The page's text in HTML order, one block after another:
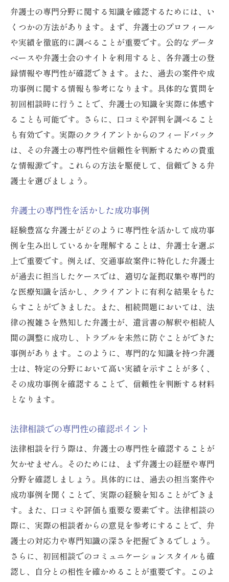
弁護士の専門分野に関する知識を確認するためには、い
くつかの方法があります。まず、弁護士のプロフィール
や実績を徹底的に調べることが重要です。公的なデータ
ベースや弁護士会のサイトを利用すると、各弁護士の登
録情報や専門性が確認できます。また、過去の案件や成
功事例に関する情報も参考になります。具体的な質問を
初回相談時に行うことで、弁護士の知識を実際に体感す
ることも可能です。さらに、口コミや評判を調べること
も有効です。実際のクライアントからのフィードバック
は、その弁護士の専門性や信頼性を判断するための貴重
な情報源です。これらの方法を駆使して、信頼できる弁
護士を選びましょう。
弁護士の専門性を活かした成功事例
経験豊富な弁護士がどのように専門性を活かして成功事
例を生み出しているかを理解することは、弁護士を選ぶ
上で重要です。例えば、交通事故案件に特化した弁護士
が過去に担当したケースでは、適切な証拠収集や専門的
な医療知識を活かし、クライアントに有利な結果をもた
らすことができました。また、相続問題においては、法
律の複雑さを熟知した弁護士が、遺言書の解釈や相続人
間の調整に成功し、トラブルを未然に防ぐことができた
事例があります。このように、専門的な知識を持つ弁護
士は、特定の分野において高い実績を示すことが多く、
その成功事例を確認することで、信頼性を判断する材料
となります。
法律相談での専門性の確認ポイント
法律相談を行う際は、弁護士の専門性を確認することが
欠かせません。そのためには、まず弁護士の経歴や専門
分野を確認しましょう。具体的には、過去の担当案件や
成功事例を聞くことで、実際の経験を知ることができま
す。また、口コミや評価も重要な要素です。法律相談の
際に、実際の相談者からの意見を参考にすることで、弁
護士の対応力や専門知識の深さを把握できるでしょう。
さらに、初回相談でのコミュニケーションスタイルも確
認し、自分との相性を確かめることが重要です。このよ